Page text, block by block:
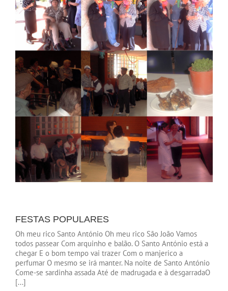
FESTAS POPULARES
Oh meu rico Santo António Oh meu rico São João Vamos
todos passear Com arquinho e balão. O Santo António está a
chegar E o bom tempo vai trazer Com o manjerico a
perfumar O mesmo se irá manter. Na noite de Santo António
Come-se sardinha assada Até de madrugada e à desgarradaO
[...]